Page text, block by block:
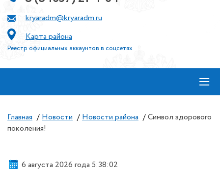
kryaradm@kryaradm.ru
Карта района
Реестр официальных аккаунтов в соцсетях
≡
Главная / Новости / Новости района / Символ здорового
поколения!
6 августа 2026 года 5:38:02